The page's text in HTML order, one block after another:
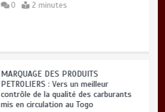
0 2 minutes
MARQUAGE DES PRODUITS
PETROLIERS : Vers un meilleur
contrôle de la qualité des carburants
mis en circulation au Togo